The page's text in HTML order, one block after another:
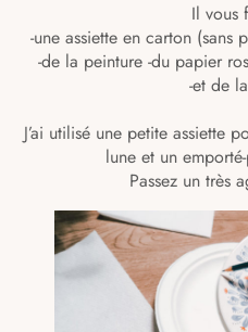
Il vous
-une assiette en carton (sans
-de la peinture -du papier
-et de
J’ai utilisé une petite assiette
lune et un
Passez un très